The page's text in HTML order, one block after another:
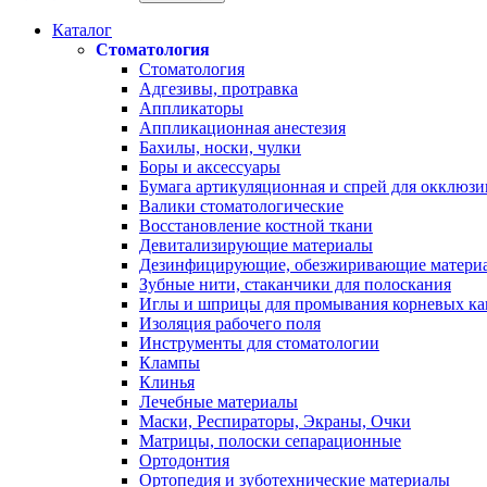
Каталог
Стоматология
Стоматология
Адгезивы, протравка
Аппликаторы
Аппликационная анестезия
Бахилы, носки, чулки
Боры и аксессуары
Бумага артикуляционная и спрей для
Валики стоматологические
Восстановление костной ткани
Девитализирующие материалы
Дезинфицирующие, обезжиривающие
Зубные нити, стаканчики для полоскания
Иглы и шприцы для промывания корневых
Изоляция рабочего поля
Инструменты для стоматологии
Клампы
Клинья
Лечебные материалы
Маски, Респираторы, Экраны, Очки
Матрицы, полоски сепарационные
Ортодонтия
Ортопедия и зуботехнические материалы